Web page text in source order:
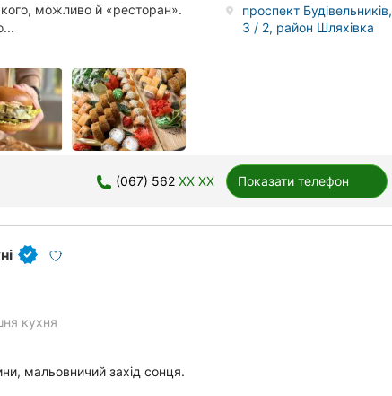
можливо й «ресторан».
проспект Будівельників,
3 / 2, район Шляхівка
(067) 562 XX XX Показати телефон
кухня
мальовничий захід сонця.